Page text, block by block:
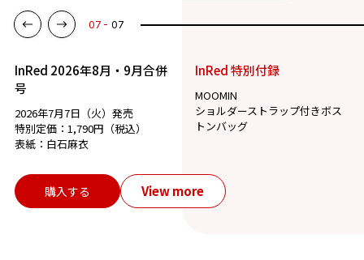
07 07
InRed 2026年8月・9月合併
号
2026年7月7日（火）発売
特別定価：1,790円（税込）
表紙：白石麻衣
InRed 特別付録
MOOMIN
ショルダーストラップ付きボス
トンバッグ
購入する View more